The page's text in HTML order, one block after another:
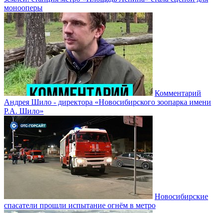
монооперы
Комментарий
Андрея Шило - директора «Новосибирского зоопарка имени
Р.А. Шило»
Новосибирские
спасатели прошли испытание огнём в метро